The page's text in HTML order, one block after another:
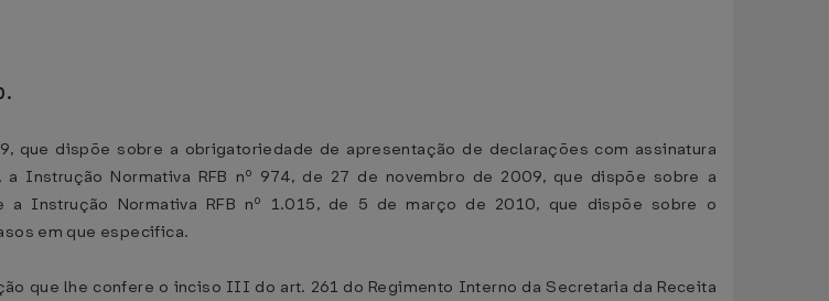
que dispõe sobre a obrigatoriedade de apresentação de declarações com assinatura
Instrução Normativa RFB nº 974, de 27 de novembro de 2009, que dispõe sobre a
a Instrução Normativa RFB nº 1.015, de 5 de março de 2010, que dispõe sobre o
em que especifica.
que lhe confere o inciso III do art. 261 do Regimento Interno da Secretaria da Receita